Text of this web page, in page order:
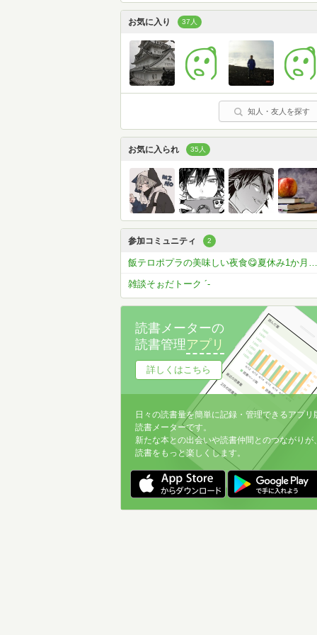
お気に入り 37人
知人・友人を探す
お気に入られ 35人
参加コミュニティ 2
飯テロポプラの美味しい夜食😋夏休み1か月コメラン開催中！✨
雑談そぉだトーク ´-
読書メーターの
読書管理アプリ
詳しくはこちら
日々の読書量を簡単に記録・管理できるアプリ
読書メーターです。
新たな本との出会いや読書仲間とのつながりが
読書をもっと楽しくします。